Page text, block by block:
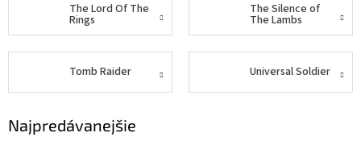
Pikazardplay
EUR
The Lord Of The
Rings
The Silence of
The Lambs
Tomb Raider Universal Soldier
Najpredávanejšie